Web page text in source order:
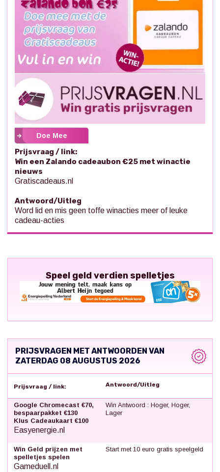
Doe Mee
Prijsvraag / link:
Win een Zalando cadeaubon €25 met winactie
nieuws
Gratiscadeaus.nl
Antwoord/Uitleg
Word lid en mis geen toffe winacties meer of leuke
cadeau-acties
Speel geld verdien spelletjes
PRIJSVRAGEN MET ANTWOORDEN VAN
ZATERDAG 08 AUGUSTUS 2026
Prijsvraag / link: Antwoord/Uitleg
Google Chromecast €70,
bespaarpakket €130
Klus Cadeaukaart €100
Easyenergie.nl
Win Antwoord : Hoger, Hoger,
Lager
Win Geld prijzen met
spelletjes spelen
Gameduell.nl
Start met 10 euro gratis speelgeld